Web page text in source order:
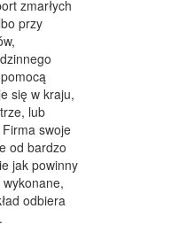
AGD
zmarłych
przy
się w kraju,
lub
swoje
od bardzo
jak powinny
odbiera